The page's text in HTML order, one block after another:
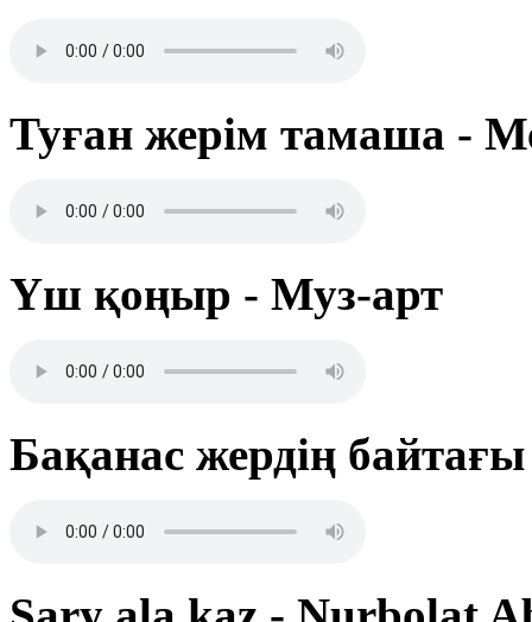
Туған жерім тамаша -
Үш қоңыр - Муз-арт
Бақанас жердің